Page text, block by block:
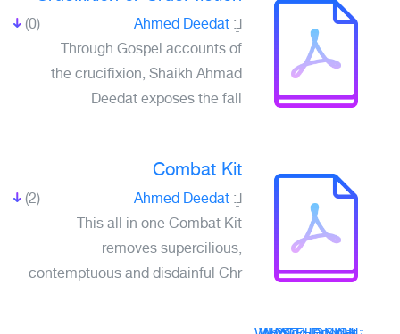
(0) لـِ: Ahmed Deedat
Through Gospel accounts of
the crucifixion, Shaikh Ahmad
Deedat exposes the fall
Combat Kit
(2) لـِ: Ahmed Deedat
This all in one Combat Kit
removes supercilious,
contemptuous and disdainful Chr